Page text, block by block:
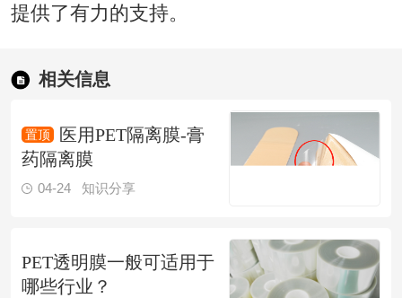
提供了有力的支持。
相关信息
医用PET隔离膜-膏
药隔离膜
04-24 知识分享
PET透明膜一般可适用于
哪些行业？